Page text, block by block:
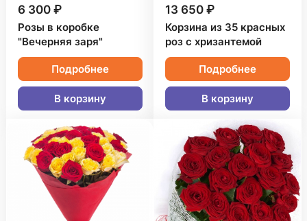
6 300 ₽
Розы в коробке
"Вечерняя заря"
Подробнее
В корзину
13 650 ₽
Корзина из 35 красных
роз с хризантемой
Подробнее
В корзину